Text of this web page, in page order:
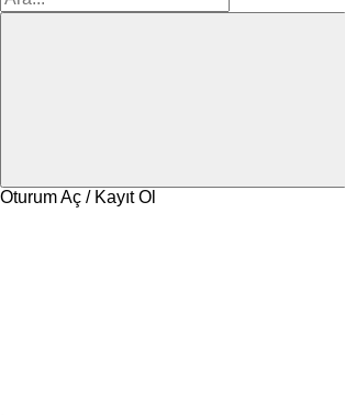
Oturum Aç / Kayıt Ol